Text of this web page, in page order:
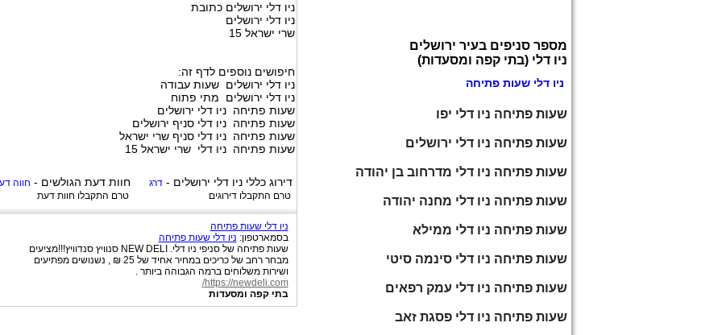
ניו דלי ירושלים כתובת
ניו דלי ירושלים
שרי ישראל 15
חיפושים נוספים לדף זה:
ניו דלי ירושלים שעות עבודה
ניו דלי ירושלים מתי פתוח
שעות פתיחה ניו דלי ירושלים
שעות פתיחה ניו דלי סניף ירושלים
שעות פתיחה ניו דלי סניף שרי ישראל
שעות פתיחה ניו דלי שרי ישראל 15
חוות דעת הגולשים - חווה
טרם התקבלו חוות דעת
דירוג כלליניו דלי ירושלים -דרג
טרם התקבלו דירוגים
ניו דלי שעות פתיחה
בסמארטפון: ניו דלי שעות פתיחה
שעות פתיחה של סניפי ניו דלי. NEW DELI סנוויץ סנדוויץ!!!מציעים
מבחר רחב של כריכים במחיר אחיד של 25 ₪ , נשנושים מפתיעים
ושירות משלוחים ברמה הגבוהה ביותר .
https://newdeli.com/
בתי קפה ומסעדות
מספר סניפים בעיר ירושלים
ניו דלי (בתי קפה ומסעדות)
ניו דלי שעות פתיחה
שעות פתיחה ניו דלי יפו
שעות פתיחה ניו דלי ירושלים
שעות פתיחה ניו דלי מדרחוב בן יהודה
שעות פתיחה ניו דלי מחנה יהודה
שעות פתיחה ניו דלי ממילא
שעות פתיחה ניו דלי סינמה סיטי
שעות פתיחה ניו דלי עמק רפאים
שעות פתיחה ניו דלי פסגת זאב